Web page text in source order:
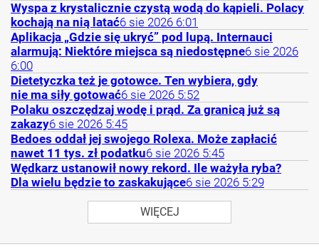
Wyspa z krystalicznie czystą wodą do kąpieli. Polacy
kochają na nią latać6 sie 2026 6:01
Aplikacja „Gdzie się ukryć” pod lupą. Internauci
alarmują: Niektóre miejsca są niedostępne6 sie 2026
6:00
Dietetyczka też je gotowce. Ten wybiera, gdy
nie ma siły gotować6 sie 2026 5:52
Polaku oszczędzaj wodę i prąd. Za granicą już są
zakazy6 sie 2026 5:45
Bedoes oddał jej swojego Rolexa. Może zapłacić
nawet 11 tys. zł podatku6 sie 2026 5:45
Wędkarz ustanowił nowy rekord. Ile ważyła ryba?
Dla wielu będzie to zaskakujące6 sie 2026 5:29
WIĘCEJ